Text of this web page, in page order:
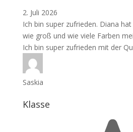
2. Juli 2026
Ich bin super zufrieden. Diana
wie groß und wie viele Farben
Ich bin super zufrieden mit der
Saskia
Klasse